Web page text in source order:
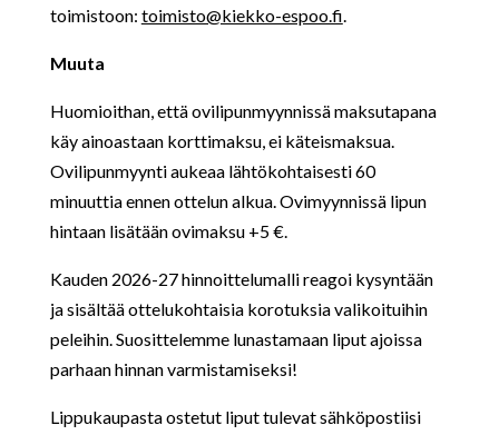
toimistoon: toimisto@kiekko-espoo.fi.
Muuta
Huomioithan, että ovilipunmyynnissä maksutapana
käy ainoastaan korttimaksu, ei käteismaksua.
Ovilipunmyynti aukeaa lähtökohtaisesti 60
minuuttia ennen ottelun alkua. Ovimyynnissä lipun
hintaan lisätään ovimaksu +5 €.
Kauden 2026-27 hinnoittelumalli reagoi kysyntään
ja sisältää ottelukohtaisia korotuksia valikoituihin
peleihin. Suosittelemme lunastamaan liput ajoissa
parhaan hinnan varmistamiseksi!
Lippukaupasta ostetut liput tulevat sähköpostiisi